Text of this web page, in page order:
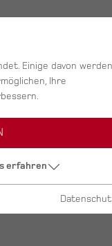
Einige davon werden
Ihre
erfahren